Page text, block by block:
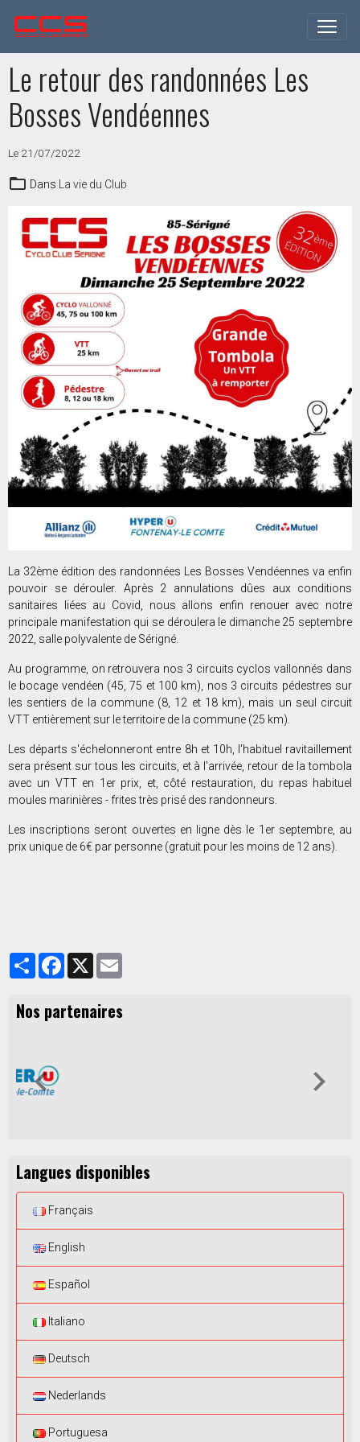
Le retour des randonnées Les
Bosses Vendéennes
Le 21/07/2022
Dans La vie du Club
La 32ème édition des randonnées Les Bosses Vendéennes va enfin
pouvoir se dérouler. Après 2 annulations dûes aux conditions
sanitaires liées au Covid, nous allons enfin renouer avec notre
principale manifestation qui se déroulera le dimanche 25 septembre
2022, salle polyvalente de Sérigné.
Au programme, on retrouvera nos 3 circuits cyclos vallonnés dans
le bocage vendéen (45, 75 et 100 km), nos 3 circuits pédestres sur
les sentiers de la commune (8, 12 et 18 km), mais un seul circuit
VTT entièrement sur le territoire de la commune (25 km).
Les départs s'échelonneront entre 8h et 10h, l'habituel ravitaillement
sera présent sur tous les circuits, et à l'arrivée, retour de la tombola
avec un VTT en 1er prix, et, côté restauration, du repas habituel
moules marinières - frites très prisé des randonneurs.
Les inscriptions seront ouvertes en ligne dès le 1er septembre, au
prix unique de 6€ par personne (gratuit pour les moins de 12 ans).
PartagerFacebook
X
Nos partenaires
Langues disponibles
Français
English
Español
Italiano
Deutsch
Nederlands
Portuguesa